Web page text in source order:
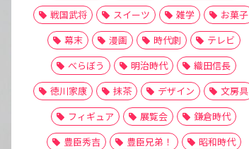
戦国武将
スイーツ 雑学
お菓子
幕末
漫画 時代劇
テレビ
べらぼう
明治時代
織田信長
徳川家康
抹茶 デザイン
文房具
フィギュア
展覧会
鎌倉時代
豊臣秀吉
豊臣兄弟！
昭和時代